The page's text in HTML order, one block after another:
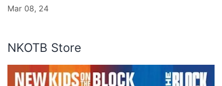
Mar 08, 24
NKOTB Store